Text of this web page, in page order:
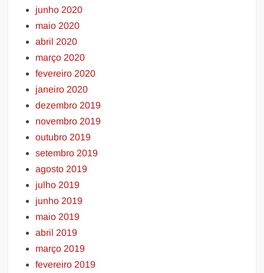
junho 2020
maio 2020
abril 2020
março 2020
fevereiro 2020
janeiro 2020
dezembro 2019
novembro 2019
outubro 2019
setembro 2019
agosto 2019
julho 2019
junho 2019
maio 2019
abril 2019
março 2019
fevereiro 2019